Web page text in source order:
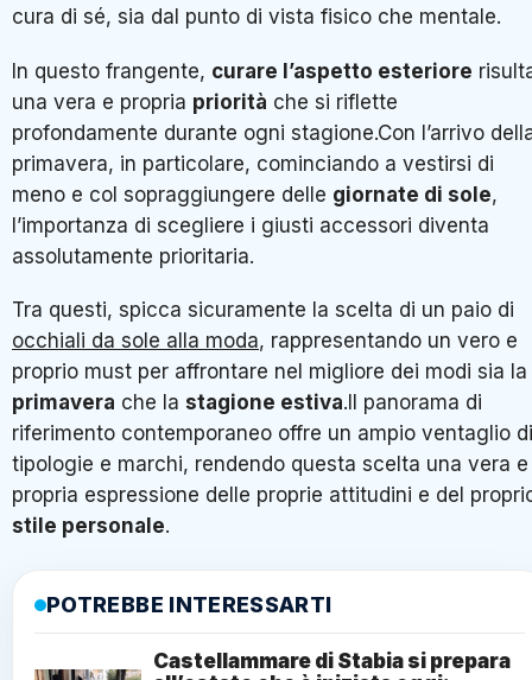
cura di sé, sia dal punto di vista fisico che mentale.
In questo frangente, curare l’aspetto esteriore
una vera e propria priorità che si riflette
profondamente durante ogni stagione.Con l’arrivo
primavera, in particolare, cominciando a vestirsi di
meno e col sopraggiungere delle giornate di sole,
l’importanza di scegliere i giusti accessori diventa
assolutamente prioritaria.
Tra questi, spicca sicuramente la scelta di un paio di
occhiali da sole alla moda, rappresentando un vero e
proprio must per affrontare nel migliore dei modi sia la
primavera che la stagione estiva.Il panorama di
riferimento contemporaneo offre un ampio ventaglio di
tipologie e marchi, rendendo questa scelta una vera e
propria espressione delle proprie attitudini e del
stile personale.
POTREBBE INTERESSARTI
Castellammare di Stabia si prepara